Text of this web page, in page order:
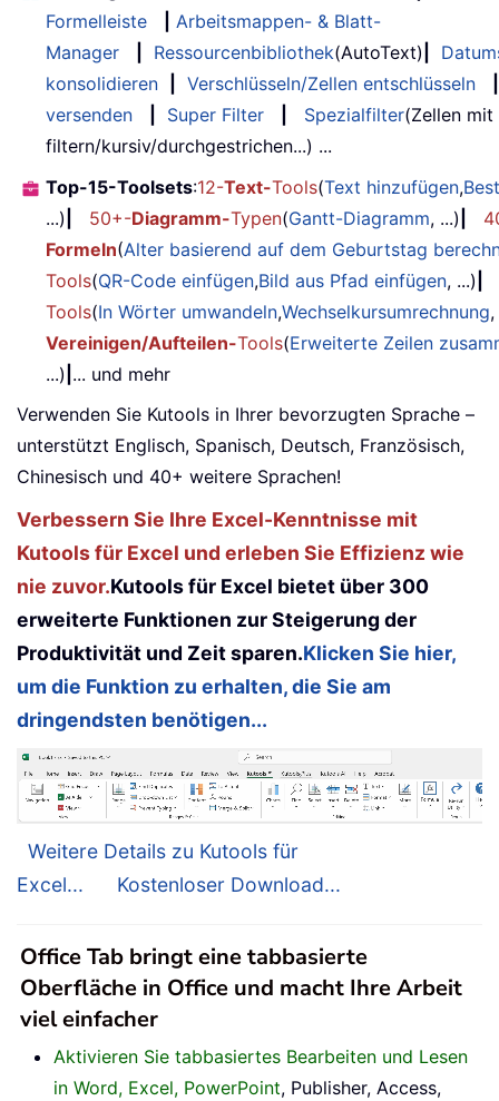
Formelleiste
Arbeitsmappen- & Blatt-
Manager
Ressourcenbibliothek(AutoText)
konsolidieren
Verschlüsseln/Zellen entschlüsseln
versenden
Super Filter Spezialfilter(Zellen
filtern/kursiv/durchgestrichen...) ...
Top-15-Toolsets:12-Text-Tools(Text hinzufügen,
...)
50+-Diagramm-Typen(Gantt-Diagramm, ...)
Formeln(Alter basierend auf dem Geburtstag
Tools(QR-Code einfügen,Bild aus Pfad einfügen, ...)
Tools(In Wörter umwandeln,Wechselkursumrechnung
Vereinigen/Aufteilen-Tools(Erweiterte Zeilen
...) ... und mehr
Verwenden Sie Kutools in Ihrer bevorzugten Sprache –
unterstützt Englisch, Spanisch, Deutsch, Französisch,
Chinesisch und 40+ weitere Sprachen!
Verbessern Sie Ihre Excel-Kenntnisse mit
Kutools für Excel und erleben Sie Effizienz wie
nie zuvor.Kutools für Excel bietet über 300
erweiterte Funktionen zur Steigerung der
Produktivität und Zeit sparen.Klicken Sie hier,
um die Funktion zu erhalten, die Sie am
dringendsten benötigen...
Weitere Details zu Kutools für
Excel...
Kostenloser Download...
Office Tab bringt eine tabbasierte
Oberfläche in Office und macht Ihre Arbeit
viel einfacher
Aktivieren Sie tabbasiertes Bearbeiten und Lesen
in Word, Excel, PowerPoint, Publisher, Access,